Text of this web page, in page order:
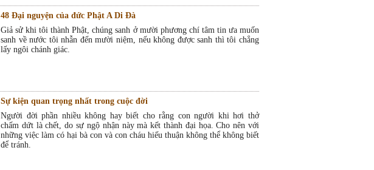
48 Đại nguyện của đức Phật A Di Đà
Giả sử khi tôi thành Phật, chúng sanh ở mười phương chí tâm tin ưa muốn
sanh về nước tôi nhẫn đến mười niệm, nếu không được sanh thì tôi chẳng
lấy ngôi chánh giác.
Sự kiện quan trọng nhất trong cuộc đời
Người đời phần nhiều không hay biết cho rằng con người khi hơi thở
chấm dứt là chết, do sự ngộ nhận này mà kết thành đại họa. Cho nên với
những việc làm có hại bà con và con cháu hiếu thuận không thể không biết
để tránh.